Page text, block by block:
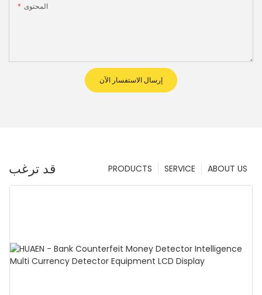
المحتوى
إرسال الاستفسار الآن
قد ترغب ABOUT US
SERVICE
PRODUCTS